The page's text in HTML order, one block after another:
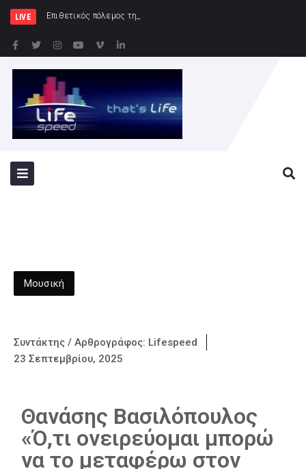
LIVE Επιθετικός πόλεμος της Ρωσίας κατά της
Μουσική
Συντάκτης / Αρθρογράφος: Lifespeed
23 Σεπτεμβρίου, 2025
Θανάσης Βασιλόπουλος
«Ό,τι ονειρεύομαι μπορώ
να το μεταφέρω στον